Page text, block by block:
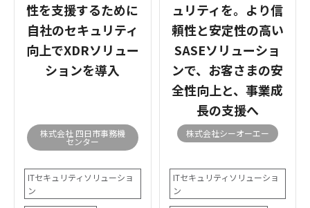
性を支援するために
自社のセキュリティ
向上でXDRソリュー
ションを導入
株式会社 四日市事務機
センター
ITセキュリティソリューショ
ン
ュリティを。より信
頼性と安定性の高い
SASEソリューショ
ンで、お客さまの安
全性向上と、事業成
長の支援へ
株式会社シーオーエー
ITセキュリティソリューショ
ン